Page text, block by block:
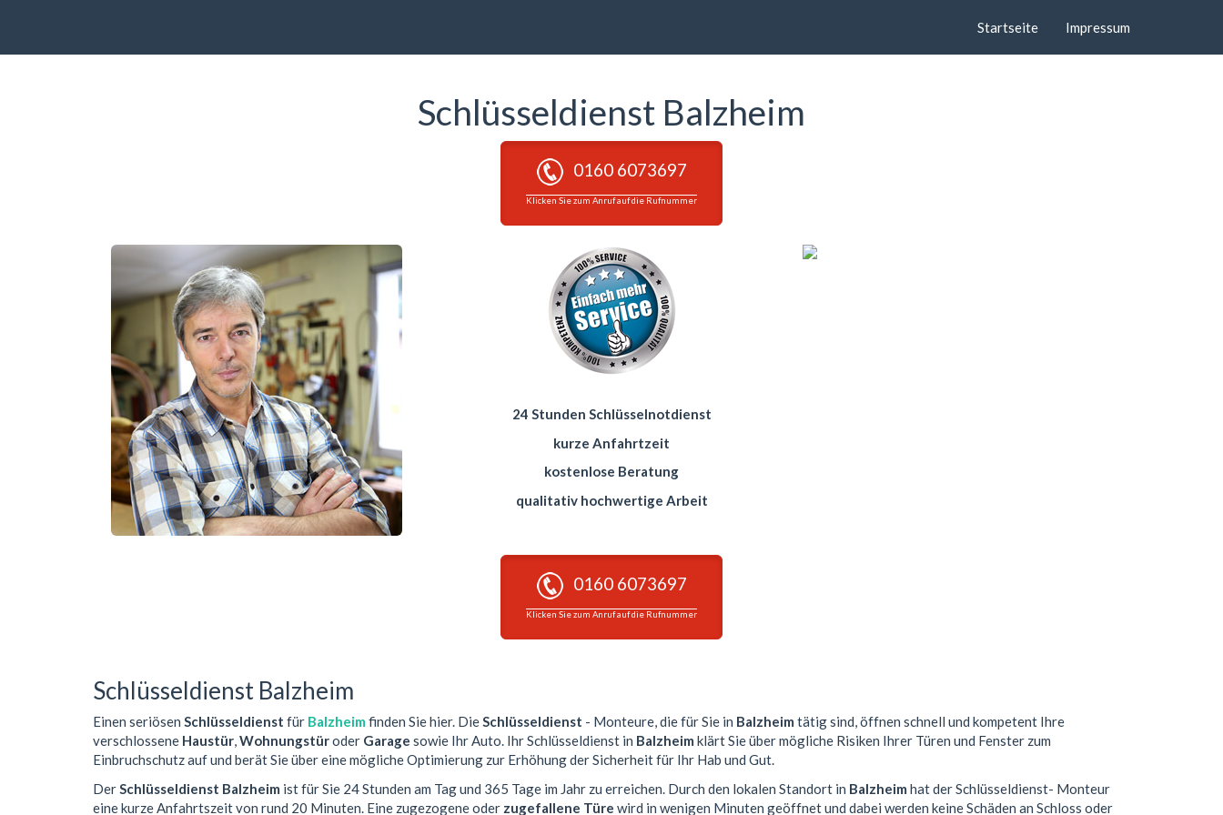
Startseite Impressum
Schlüsseldienst Balzheim
0160 6073697
Klicken Sie zum Anruf auf die Rufnummer
24 Stunden Schlüsselnotdienst
kurze Anfahrtzeit
kostenlose Beratung
qualitativ hochwertige Arbeit
0160 6073697
Klicken Sie zum Anruf auf die Rufnummer
Schlüsseldienst Balzheim
Einen seriösen Schlüsseldienst für Balzheim finden Sie hier. DieSchlüsseldienst - Monteure, die für Sie in Balzheim tätig sind, öffnen schnell und kompetent Ihre
verschlossene Haustür,Wohnungstüroder Garage sowie Ihr Auto. Ihr Schlüsseldienst in Balzheim klärt Sie über mögliche Risiken Ihrer Türen und Fenster zum
Einbruchschutz auf und berät Sie über eine mögliche Optimierung zur Erhöhung der Sicherheit für Ihr Hab und Gut.
DerSchlüsseldienst Balzheim ist für Sie 24 Stunden am Tag und 365 Tage im Jahr zu erreichen. Durch den lokalen Standort in Balzheim hat der Schlüsseldienst- Monteur
eine kurze Anfahrtszeit von rund 20 Minuten. Eine zugezogene oder zugefallene Türe wird in wenigen Minuten geöffnet und dabei werden keine Schäden an Schloss oder